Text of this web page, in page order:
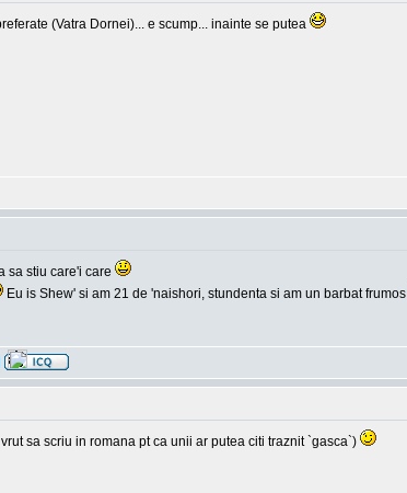
(Vatra Dornei)... e scump... inainte se putea
sa stiu care'i care
Eu is Shew' si am 21 de 'naishori, stundenta si am un barbat frumos
sa scriu in romana pt ca unii ar putea citi traznit `gasca`)